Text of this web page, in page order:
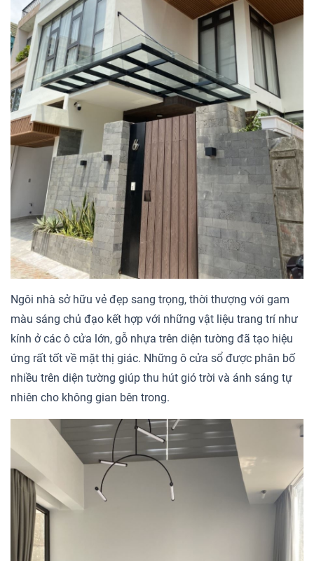
Ngôi nhà sở hữu vẻ đẹp sang trọng, thời thượng với gam
màu sáng chủ đạo kết hợp với những vật liệu trang trí như
kính ở các ô cửa lớn, gỗ nhựa trên diện tường đã tạo hiệu
ứng rất tốt về mặt thị giác. Những ô cửa sổ được phân bố
nhiều trên diện tường giúp thu hút gió trời và ánh sáng tự
nhiên cho không gian bên trong.